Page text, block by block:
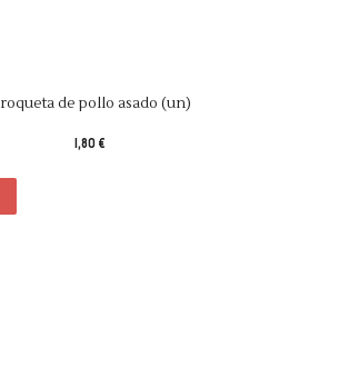
de pollo asado (un)
1,80 €